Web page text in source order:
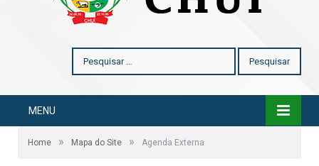
MENU
Home » Mapa do Site » Agenda Externa